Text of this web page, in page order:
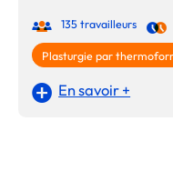
135 travailleurs
Plasturgie par
En savoir +